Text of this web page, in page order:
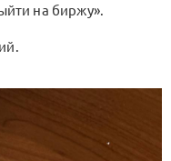
на биржу».